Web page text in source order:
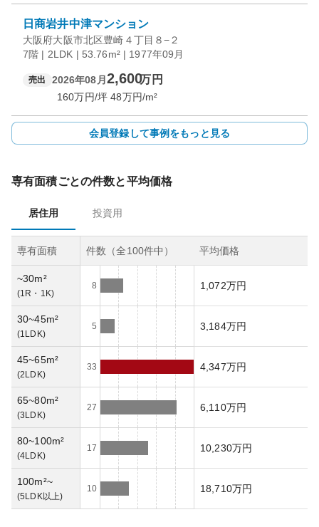
日商岩井中津マンション
大阪府大阪市北区豊崎４丁目８−２
7階 | 2LDK | 53.76m² | 1977年09月
売出 2026年08月 2,600万円
160万円/坪 48万円/m²
会員登録して事例をもっと見る
専有面積ごとの件数と平均価格
居住用 投資用
専有面積 件数（全100件中） 平均価格
~30m²
(1R・1K)
8 1,072万円
30~45m²
(1LDK)
5 3,184万円
45~65m²
(2LDK)
33 4,347万円
65~80m²
(3LDK)
27 6,110万円
80~100m²
(4LDK)
17 10,230万円
100m²~
(5LDK以上)
10 18,710万円